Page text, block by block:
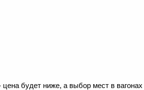
будет ниже, а выбор мест в вагонах